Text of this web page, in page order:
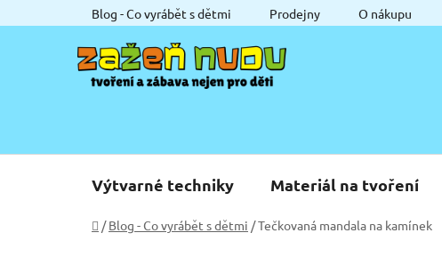
na
Blog - Co vyrábět s dětmi Prodejny O nákupu
Výtvarné techniky Materiál na tvoření
Domů
/ Blog - Co vyrábět s dětmi /Tečkovaná mandala na kamínek